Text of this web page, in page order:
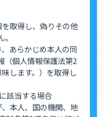
取得し、偽りその他
あらかじめ本人の同
（個人情報保護法第2
します。）を取得し
該当する場合
本人、国の機関、地